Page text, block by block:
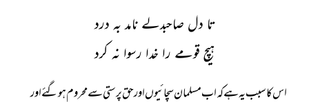
تا دل صاحبدلے نامد بہ درد
ہیچ قومے را خدا رسوا نہ کرد
اس کا سبب یہ ہے کہ اب مسلمان سچائیوں اور حق پرستی سے محروم ہو گئے اور